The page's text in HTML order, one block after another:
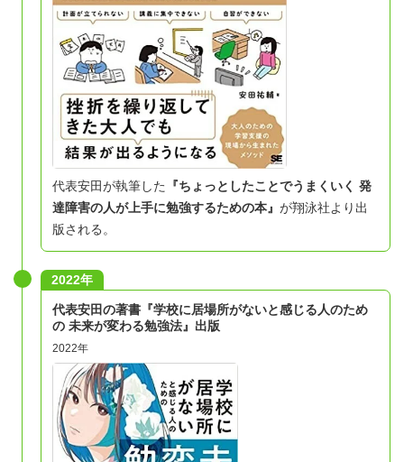
代表安田が執筆した 『ちょっとしたことでうまくいく 発
達障害の人が上手に勉強するための本』 が翔泳社より出
版される。
2022年
代表安田の著書『学校に居場所がないと感じる人のため
の 未来が変わる勉強法』出版
2022年